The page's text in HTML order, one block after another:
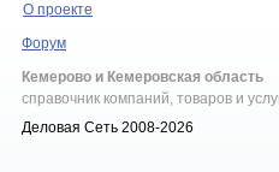
О проекте
Форум
Кемерово и Кемеровская область
справочник компаний, товаров и
Деловая Сеть 2008-2026